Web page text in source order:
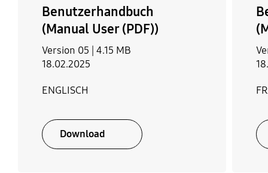
Benutzerhandbuch
(Manual User (PDF))
Version 05 | 4.15 MB
18.02.2025
ENGLISCH
Download